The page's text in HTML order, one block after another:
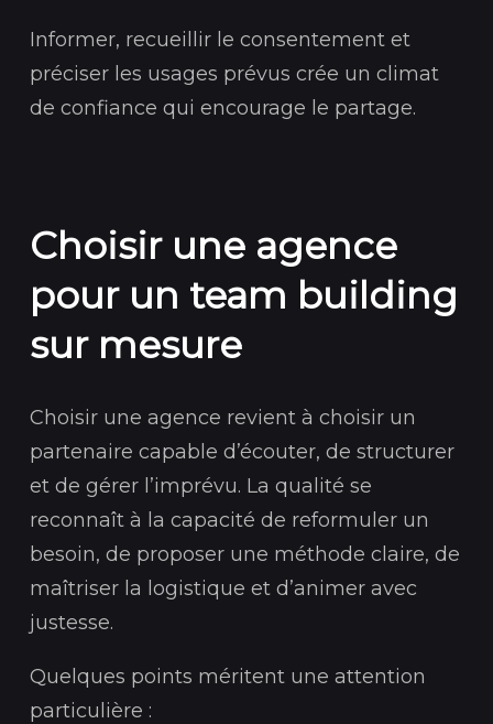
Informer, recueillir le consentement et
préciser les usages prévus crée un climat
de confiance qui encourage le partage.
Choisir une agence
pour un team building
sur mesure
Choisir une agence revient à choisir un
partenaire capable d’écouter, de structurer
et de gérer l’imprévu. La qualité se
reconnaît à la capacité de reformuler un
besoin, de proposer une méthode claire, de
maîtriser la logistique et d’animer avec
justesse.
Quelques points méritent une attention
particulière :